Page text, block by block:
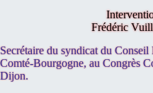
Frédéric
Secrétaire du syndicat du
Comté-Bourgogne, au Congrès
Dijon.